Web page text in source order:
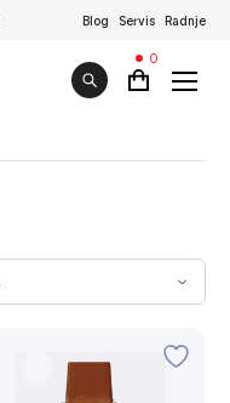
Blog Servis Radnje
0